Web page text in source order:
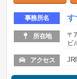
事務所名 す
所在地
〒
ビ
アクセス JR